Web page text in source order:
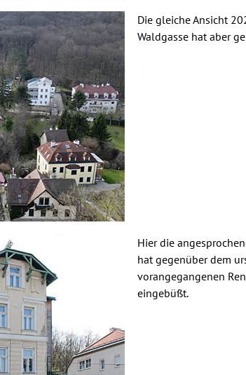
Die gleiche Ansicht
Waldgasse hat aber
Hier die
hat gegenüber dem
vorangegangenen
eingebüßt.